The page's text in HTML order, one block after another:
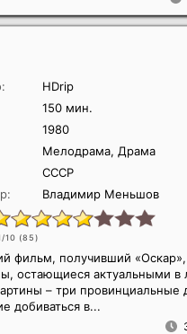
HDrip
150 мин.
1980
Мелодрама, Драма
СССР
Владимир Меньшов
10 (85)
фильм, получивший
остающиеся актуальными в
– три провинциальные
добиваться в...